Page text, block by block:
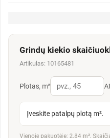
Grindų kiekio
Artikulas: 10165481
Plotas, m²
Įveskite patalpų plotą m².
Vienoje pakuotėje: 2.84 m².